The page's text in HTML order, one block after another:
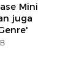
Mini
juga